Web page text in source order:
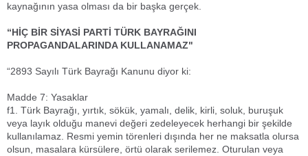
kaynağının yasa olması da bir başka gerçek.
“HİÇ BİR SİYASİ PARTİ TÜRK BAYRAĞINI
PROPAGANDALARINDA KULLANAMAZ"
“2893 Sayılı Türk Bayrağı Kanunu diyor ki:
Madde 7: Yasaklar
f1. Türk Bayrağı, yırtık, sökük, yamalı, delik, kirli, soluk, buruşuk
veya layık olduğu manevi değeri zedeleyecek herhangi bir şekilde
kullanılamaz. Resmi yemin törenleri dışında her ne maksatla olursa
olsun, masalara kürsülere, örtü olarak serilemez. Oturulan veya